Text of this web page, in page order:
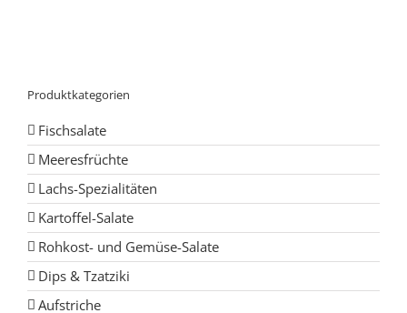
Produktkategorien
Fischsalate
Meeresfrüchte
Lachs-Spezialitäten
Kartoffel-Salate
Rohkost- und Gemüse-Salate
Dips & Tzatziki
Aufstriche